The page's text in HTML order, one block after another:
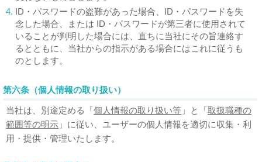
4. ID・パスワードの盗難があった場合、ID・パスワードを失
念した場合、または ID・パスワードが第三者に使用されて
いることが判明した場合には、直ちに当社にその旨連絡す
るとともに、当社からの指示がある場合にはこれに従うも
のとします。
第六条（個人情報の取り扱い）
当社は、別途定める 「個人情報の取り扱い等 」 と 「取扱職種の
範囲等の明示 」 に従い、ユーザーの個人情報を適切に収集・利
用・提供・管理いたします。